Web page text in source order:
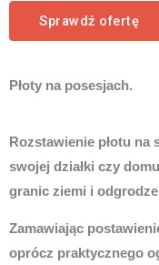
Sprawdź ofertę
Płoty na posesjach.
Rozstawienie płotu
swojej działki czy
granic ziemi i
Zamawiając
oprócz praktycznego